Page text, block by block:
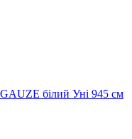
білий Уні 945 см